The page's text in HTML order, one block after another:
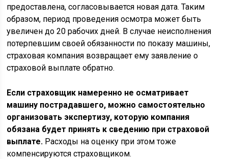
предоставлена, согласовывается новая дата. Таким
образом, период проведения осмотра может быть
увеличен до 20 рабочих дней. В случае неисполнения
потерпевшим своей обязанности по показу машины,
страховая компания возвращает ему заявление о
страховой выплате обратно.
Если страховщик намеренно не осматривает
машину пострадавшего, можно самостоятельно
организовать экспертизу, которую компания
обязана будет принять к сведению при страховой
выплате. Расходы на оценку при этом тоже
компенсируются страховщиком.